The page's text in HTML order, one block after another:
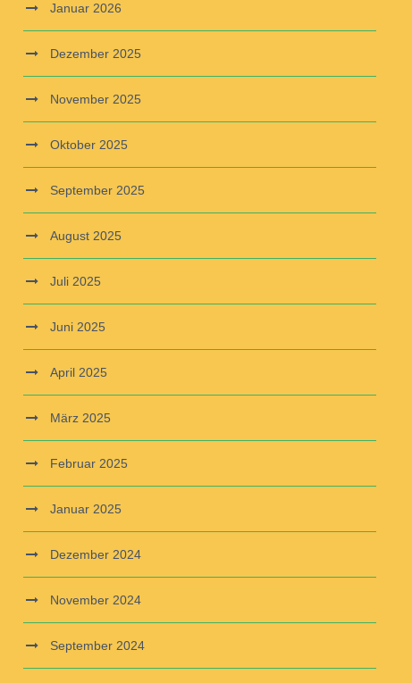
Januar 2026
Dezember 2025
November 2025
Oktober 2025
September 2025
August 2025
Juli 2025
Juni 2025
April 2025
März 2025
Februar 2025
Januar 2025
Dezember 2024
November 2024
September 2024